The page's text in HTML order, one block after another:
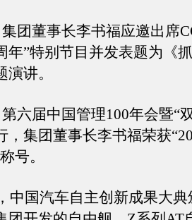
董事长李书福应邀出席
年”特别节目并发表题为《
讲。
届中国管理100年会暨“
，集团董事长李书福荣获
号。
国汽车自主创新成果大典